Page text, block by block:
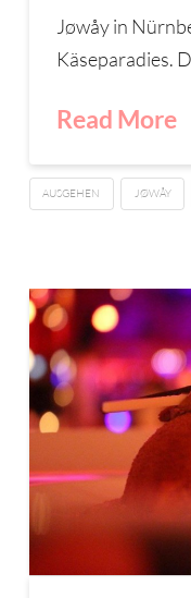
Jøwåy in
Käseparadies.
Read More
AUSGEHEN JØWÅY